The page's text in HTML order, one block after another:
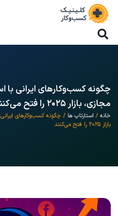
چگونه کسب‌وکارهای ایرانی با
مجازی، بازار ۲۰۲۵ را فتح می‌کنند
خانه / استارتاپ ها / چگونه کسب‌وکارهای
بازار ۲۰۲۵ را فتح می‌کنند